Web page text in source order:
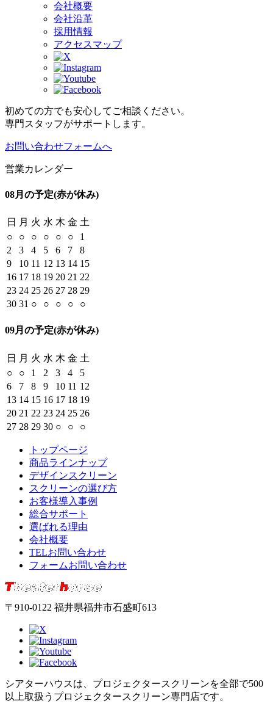
会社概要
会社沿革
採用情報
アクセスマップ
初めての方でも安心してご相談ください。
専門スタッフがサポートします。
お問い合わせフォームへ
営業カレンダー
08月の予定(赤が休み)
日 月 火 水 木 金 土
○
○ ○ ○ ○ ○
1
2
3 4 5 6 7
8
9
10 11 12 13 14 15
16 17 18 19 20 21 22
23 24 25 26 27 28 29
30 31 ○ ○ ○ ○ ○
09月の予定(赤が休み)
日 月 火 水 木 金 土
○
○ 1 2 3 4
5
6
7 8 9 10 11 12
13 14 15 16 17 18 19
20 21 22 23 24 25 26
27 28 29 30 ○ ○ ○
トップページ
商品ラインナップ
デザインスクリーン
スクリーンの選び方
お客様導入事例
総合サポート
選ばれる理由
会社概要
TELお問い合わせ
フォームお問い合わせ
〒910-0122 福井県福井市石盛町613
シアターハウスは、プロジェクタースクリーンを全部で500
以上取扱うプロジェクタースクリーン専門店です。